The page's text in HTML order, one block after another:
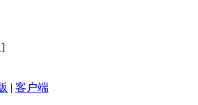
]
| 客户端